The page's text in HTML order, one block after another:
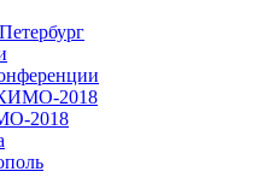
2018
2018